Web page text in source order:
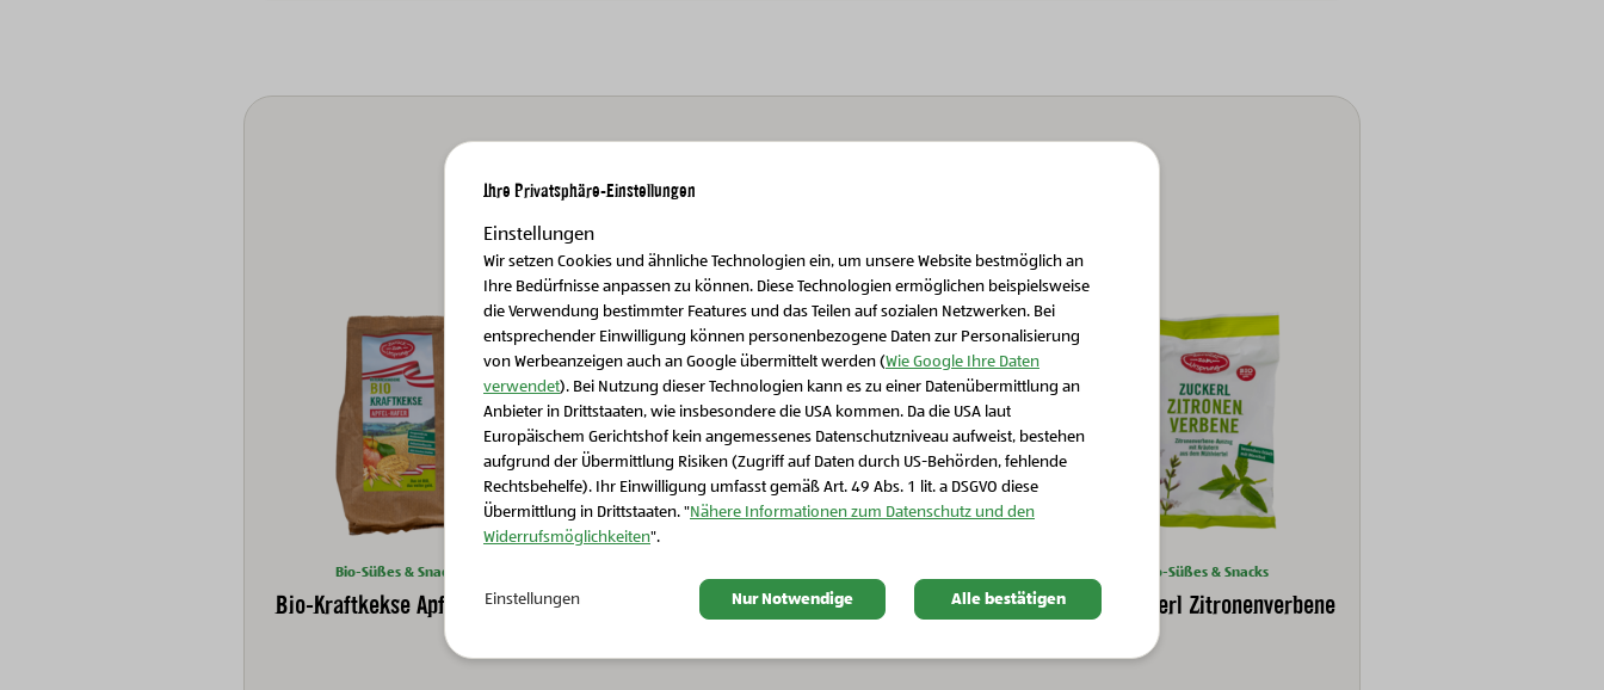
Bio-Süßes & Snacks
Bio-Kraftkekse Apfel-Hafer
Bio-Fruchtsnack Apfel-
Banane-Erdbeere
Bio-Fruchtsnack Apfel-
Banane-Himbeere
Bio-Süßes & Snacks
Bio-Zuckerl Zitronenverbene
Schließen Sie dieses Feld
Ihre Privatsphäre-Einstellungen
Einstellungen
Wir setzen Cookies und ähnliche Technologien ein, um unsere Website bestmöglich an
Ihre Bedürfnisse anpassen zu können. Diese Technologien ermöglichen beispielsweise
die Verwendung bestimmter Features und das Teilen auf sozialen Netzwerken. Bei
entsprechender Einwilligung können personenbezogene Daten zur Personalisierung
von Werbeanzeigen auch an Google übermittelt werden (Wie Google Ihre Daten
verwendet). Bei Nutzung dieser Technologien kann es zu einer Datenübermittlung an
Anbieter in Drittstaaten, wie insbesondere die USA kommen. Da die USA laut
Europäischem Gerichtshof kein angemessenes Datenschutzniveau aufweist, bestehen
aufgrund der Übermittlung Risiken (Zugriff auf Daten durch US-Behörden, fehlende
Rechtsbehelfe). Ihr Einwilligung umfasst gemäß Art. 49 Abs. 1 lit. a DSGVO diese
Übermittlung in Drittstaaten. "Nähere Informationen zum Datenschutz und den
Widerrufsmöglichkeiten".
Einstellungen Nur Notwendige Alle bestätigen